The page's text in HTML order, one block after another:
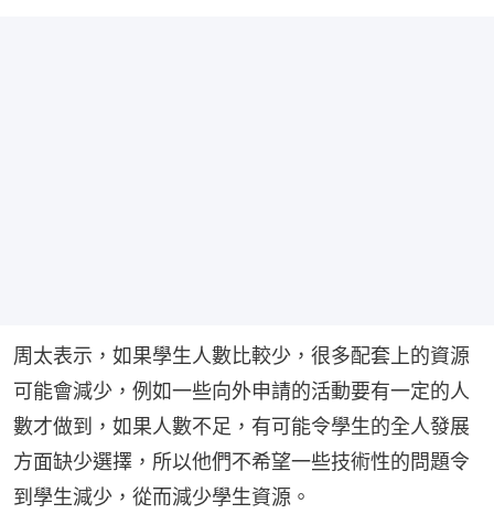
周太表示，如果學生人數比較少，很多配套上的資源
可能會減少，例如一些向外申請的活動要有一定的人
數才做到，如果人數不足，有可能令學生的全人發展
方面缺少選擇，所以他們不希望一些技術性的問題令
到學生減少，從而減少學生資源。